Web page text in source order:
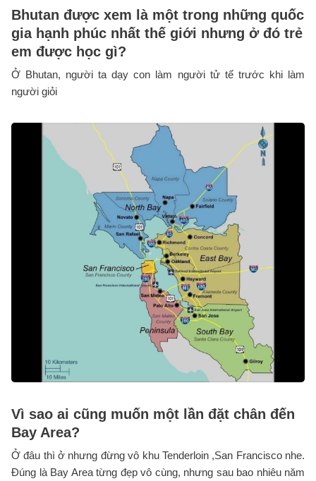
Bhutan được xem là một trong những quốc
gia hạnh phúc nhất thế giới nhưng ở đó trẻ
em được học gì?
Ở Bhutan, người ta dạy con làm người tử tế trước khi làm
người giỏi
Vì sao ai cũng muốn một lần đặt chân đến
Bay Area?
Ở đâu thì ở nhưng đừng vô khu Tenderloin ,San Francisco nhe.
Đúng là Bay Area từng đẹp vô cùng, nhưng sau bao nhiêu năm